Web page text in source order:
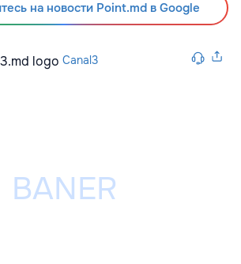
на новости Point.md в Google
Canal3